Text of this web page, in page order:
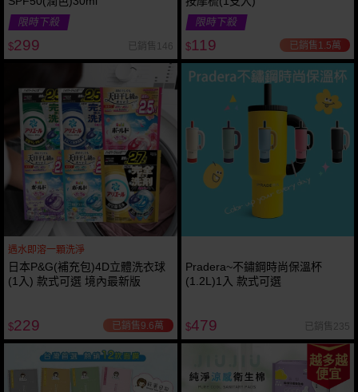
限時下殺
$299 已銷售146
限時下殺
$119 已銷售1.5萬
遇水即溶一顆洗淨
日本P&G(補充包)4D立體洗衣球
(1入) 款式可選 境內最新版
$229 已銷售9.6萬
Pradera~不鏽鋼時尚保溫杯
(1.2L)1入 款式可選
$479 已銷售235
越多越
便宜